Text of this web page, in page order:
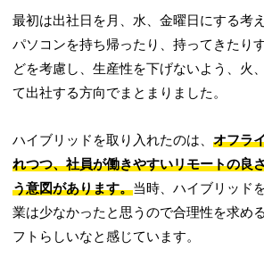
最初は出社日を月、水、金曜日にする考
パソコンを持ち帰ったり、持ってきたり
どを考慮し、生産性を下げないよう、火
て出社する方向でまとまりました。
ハイブリッドを取り入れたのは、オフラ
れつつ、社員が働きやすいリモートの良
う意図があります。当時、ハイブリッド
業は少なかったと思うので合理性を求め
フトらしいなと感じています。